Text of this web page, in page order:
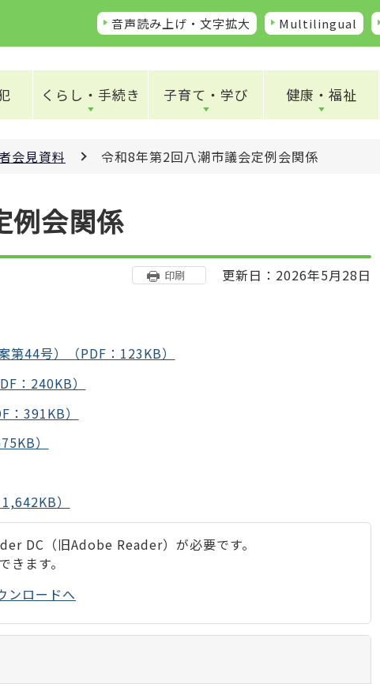
音声読み上げ・文字拡大 Multilingual
くらし・手続き 子育て・学び 健康・福祉
会見資料 令和8年第2回八潮市議会定例会関係
例会関係
印刷
更新日：2026年5月28日
第44号）（PDF：123KB）
：240KB）
：391KB）
）
）
DC（旧Adobe Reader）が必要です。
ます。
ンロードへ